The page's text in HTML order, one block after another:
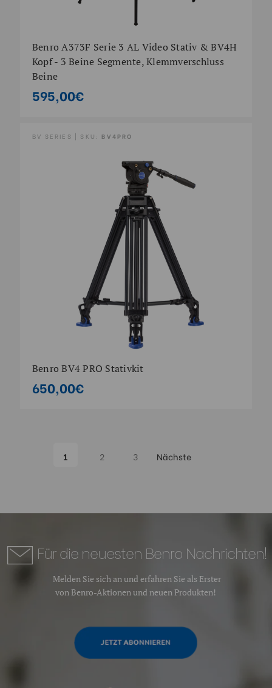
Benro A373F Serie 3 AL Video Stativ & BV4H
Kopf - 3 Beine Segmente, Klemmverschluss
Beine
595,00€
BV SERIES | SKU: BV4PRO
Benro BV4 PRO Stativkit
650,00€
1 2 3 Nächste
Melden Sie sich an und erfahren Sie als Erster
von Benro-Aktionen und neuen Produkten!
Für die neuesten Benro Nachrichten!